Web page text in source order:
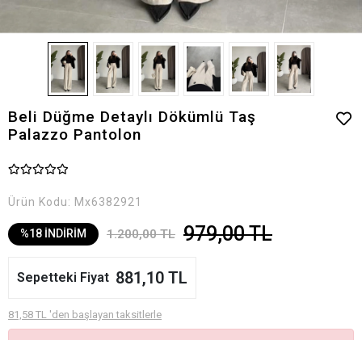
Beli Düğme Detaylı Dökümlü Taş
Palazzo Pantolon
Ürün Kodu: Mx6382921
%18 İNDİRİM 1.200,00 TL 979,00 TL
Sepetteki Fiyat 881,10 TL
81,58 TL 'den başlayan taksitlerle